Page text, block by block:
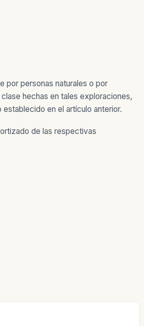
por personas naturales o por
hechas en tales exploraciones,
en el artículo anterior.
de las respectivas